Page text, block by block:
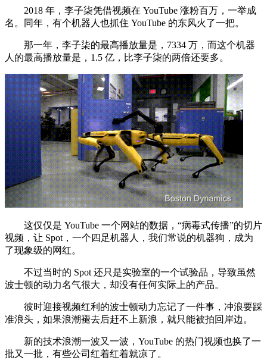
2018 年，李子柒凭借视频在 YouTube 涨粉百万，一举成
名。同年，有个机器人也抓住 YouTube 的东风火了一把。
那一年，李子柒的最高播放量是，7334 万，而这个机器
人的最高播放量是，1.5 亿，比李子柒的两倍还要多。
这仅仅是 YouTube 一个网站的数据，“病毒式传播”的切片
视频，让 Spot，一个四足机器人，我们常说的机器狗，成为
了现象级的网红。
不过当时的 Spot 还只是实验室的一个试验品，导致虽然
波士顿的动力名气很大，却没有任何实际上的产品。
彼时迎接视频红利的波士顿动力忘记了一件事，冲浪要踩
准浪头，如果浪潮褪去后赶不上新浪，就只能被拍回岸边。
新的技术浪潮一波又一波，YouTube 的热门视频也换了一
批又一批，有些公司红着红着就凉了。